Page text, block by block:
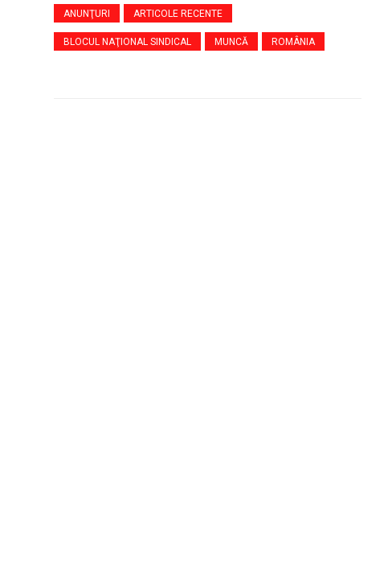
ANUNŢURI ARTICOLE RECENTE
BLOCUL NAŢIONAL SINDICAL MUNCĂ ROMÂNIA